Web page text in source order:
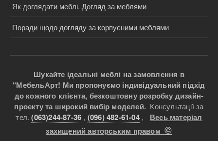
Як доглядати меблі. Догляд за меблями
Поради щодо догляду за корпусними меблями
Шукайте ідеальні меблі на замовлення в
"МебельАрт! Ми пропонуємо індивідуальний підхід
до кожного клієнта, безкоштовну розробку дизайн-
проекту та широкий вибір моделей. Консультації за
тел.(063)244-87-36 , (096) 482-61-04 , Весь матеріал
захищений авторським правом©